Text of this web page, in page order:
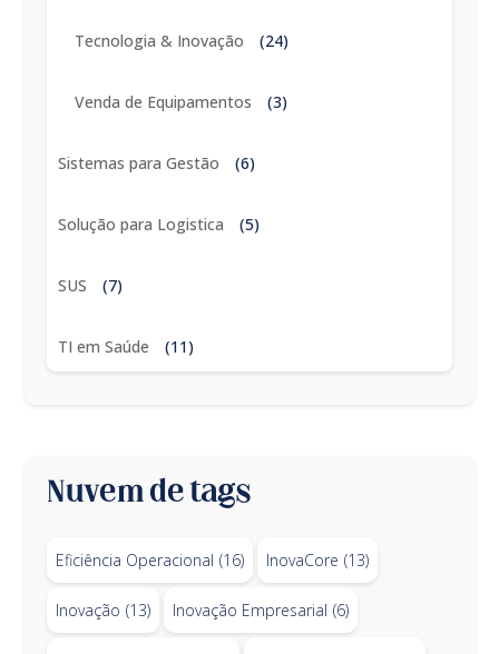
Tecnologia & Inovação (24)
Venda de Equipamentos (3)
Sistemas para Gestão (6)
Solução para Logistica (5)
SUS (7)
TI em Saúde (11)
Nuvem de tags
Eficiência Operacional (16) InovaCore (13)
Inovação (13) Inovação Empresarial (6)